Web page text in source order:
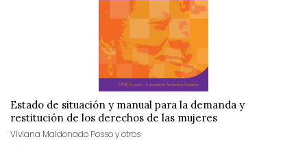
Estado de situación y manual para la demanda y
restitución de los derechos de las mujeres
Viviana Maldonado Posso y otros